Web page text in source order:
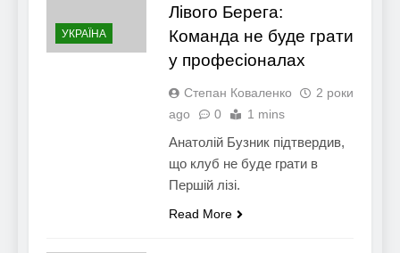
УКРАЇНА
Лівого Берега:
Команда не буде грати
у професіоналах
Степан Коваленко
2 роки
ago
0 1 mins
Анатолій Бузник підтвердив,
що клуб не буде грати в
Першій лізі.
Read More